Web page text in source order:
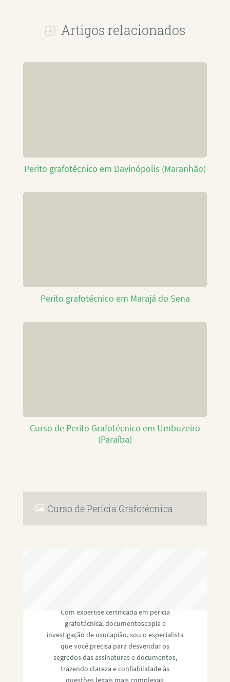
Artigos relacionados
Perito grafotécnico em Davinópolis (Maranhão)
Perito grafotécnico em Marajá do Sena
Curso de Perito Grafotécnico em Umbuzeiro
(Paraíba)
Curso de Perícia Grafotécnica
Com expertise certificada em perícia
grafotécnica, documentoscopia e
investigação de usucapião, sou o especialista
que você precisa para desvendar os
segredos das assinaturas e documentos,
trazendo clareza e confiabilidade às
questões legais mais complexas.